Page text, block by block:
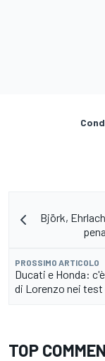
Björk,
PROSSIMO ARTICOLO
Ducati e Honda:
di Lorenzo nei test
TOP